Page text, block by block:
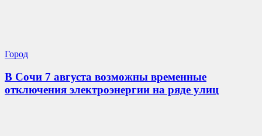
Город
В Сочи 7 августа возможны временные
отключения электроэнергии на ряде улиц